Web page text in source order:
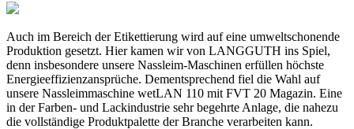
Auch im Bereich der Etikettierung wird auf eine umweltschonende
Produktion gesetzt. Hier kamen wir von LANGGUTH ins Spiel,
denn insbesondere unsere Nassleim-Maschinen erfüllen höchste
Energieeffizienzansprüche. Dementsprechend fiel die Wahl auf
unsere Nassleimmaschine wetLAN 110 mit FVT 20 Magazin. Eine
in der Farben- und Lackindustrie sehr begehrte Anlage, die nahezu
die vollständige Produktpalette der Branche verarbeiten kann.